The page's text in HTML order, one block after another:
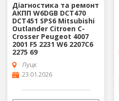
Діагностика та ремонт
АКПП W6DGB DCT470
DCT451 SPS6 Mitsubishi
Outlander Citroen C-
Crosser Peugeot 4007
2001 F5 2231 W6 2207C6
2275 69
Луцк
23.01.2026